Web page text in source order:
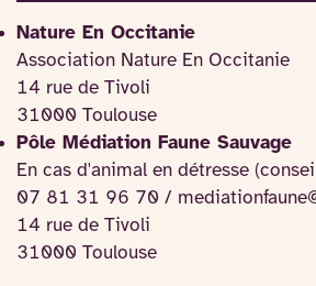
Nature En Occitanie
Association Nature En Occitanie
14 rue de Tivoli
31000 Toulouse
Pôle Médiation Faune Sauvage
En cas d'animal en détresse
07 81 31 96 70 /
14 rue de Tivoli
31000 Toulouse